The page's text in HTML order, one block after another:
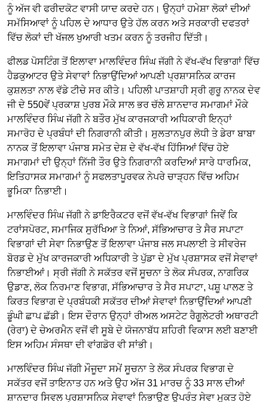
ਨੂੰ ਅੱਜ ਵੀ ਫਰੀਦਕੋਟ ਵਾਸੀ ਯਾਦ ਕਰਦੇ ਹਨ। ਉਨ੍ਹਾਂ ਹਮੇਸ਼ਾ ਲੋਕਾਂ ਦੀਆਂ
ਸਮੱਸਿਆਵਾਂ ਨੂੰ ਪਹਿਲ ਦੇ ਆਧਾਰ ਉਤੇ ਹੱਲ ਕਰਨ ਅਤੇ ਸਰਕਾਰੀ ਦਫਤਰਾਂ
ਵਿੱਚ ਲੋਕਾਂ ਦੀ ਖੱਜਲ ਖੁਆਰੀ ਖਤਮ ਕਰਨ ਨੂੰ ਤਰਜੀਹ ਦਿੱਤੀ।
ਫੀਲਡ ਪੋਸਟਿੰਗ ਤੋਂ ਇਲਾਵਾ ਮਾਲਵਿੰਦਰ ਸਿੰਘ ਜੱਗੀ ਨੇ ਵੱਖ-ਵੱਖ ਵਿਭਾਗਾਂ ਵਿੱਚ
ਹੈਡਕੁਆਟਰ ਉਤੇ ਸੇਵਾਵਾਂ ਨਿਭਾਉਂਦਿਆਂ ਆਪਣੀ ਪ੍ਰਸ਼ਾਸਨਿਕ ਕਾਰਜ
ਕੁਸ਼ਲਤਾ ਨਾਲ ਵੱਡੇ ਟੀਚੇ ਸਰ ਕੀਤੇ। ਪਹਿਲੀ ਪਾਤਸ਼ਾਹੀ ਸ੍ਰੀ ਗੁਰੂ ਨਾਨਕ ਦੇਵ
ਜੀ ਦੇ 550ਵੇਂ ਪ੍ਰਕਾਸ਼ ਪੁਰਬ ਮੌਕੇ ਸਾਲ ਭਰ ਚੱਲੇ ਸ਼ਾਨਦਾਰ ਸਮਾਗਮਾਂ ਮੌਕੇ
ਮਾਲਵਿੰਦਰ ਸਿੰਘ ਜੱਗੀ ਨੇ ਬਤੌਰ ਮੁੱਖ ਕਾਰਜਕਾਰੀ ਅਧਿਕਾਰੀ ਇਨ੍ਹਾਂ
ਸਮਾਰੋਹ ਦੇ ਪ੍ਰਬੰਧਾਂ ਦੀ ਨਿਗਰਾਨੀ ਕੀਤੀ। ਸੁਲਤਾਨਪੁਰ ਲੋਧੀ ਤੇ ਡੇਰਾ ਬਾਬਾ
ਨਾਨਕ ਤੋਂ ਇਲਾਵਾ ਪੰਜਾਬ ਸਮੇਤ ਦੇਸ਼ ਦੇ ਵੱਖ-ਵੱਖ ਹਿੱਸਿਆਂ ਵਿੱਚ ਹੋਏ
ਸਮਾਗਮਾਂ ਦੀ ਉਨ੍ਹਾਂ ਨਿੱਜੀ ਤੌਰ ਉਤੇ ਨਿਗਰਾਨੀ ਕਰਦਿਆਂ ਸਾਰੇ ਧਾਰਮਿਕ,
ਇਤਿਹਾਸਕ ਸਮਾਗਮਾਂ ਨੂੰ ਸਫਲਤਾਪੂਰਵਕ ਨੇਪਰੇ ਚਾੜ੍ਹਨ ਵਿੱਚ ਅਹਿਮ
ਭੂਮਿਕਾ ਨਿਭਾਈ।
ਮਾਲਵਿੰਦਰ ਸਿੰਘ ਜੱਗੀ ਨੇ ਡਾਇਰੈਕਟਰ ਵਜੋਂ ਵੱਖ-ਵੱਖ ਵਿਭਾਗਾਂ ਜਿਵੇਂ ਕਿ
ਟਰਾਂਸਪੋਰਟ, ਸਮਾਜਿਕ ਸੁਰੱਖਿਆ ਤੇ ਨਿਆਂ, ਸੱਭਿਆਚਾਰ ਤੇ ਸੈਰ ਸਪਾਟਾ
ਵਿਭਾਗਾਂ ਦੀ ਸੇਵਾ ਨਿਭਾਉਣ ਤੋਂ ਇਲਾਵਾ ਪੰਜਾਬ ਜਲ ਸਪਲਾਈ ਤੇ ਸੀਵਰੇਜ
ਬੋਰਡ ਦੇ ਮੁੱਖ ਕਾਰਜਕਾਰੀ ਅਧਿਕਾਰੀ ਤੇ ਪੁੱਡਾ ਦੇ ਮੁੱਖ ਪ੍ਰਸ਼ਾਸਕ ਵਜੋਂ ਸੇਵਾਵਾਂ
ਨਿਭਾਈਆਂ। ਸ੍ਰੀ ਜੱਗੀ ਨੇ ਸਕੱਤਰ ਵਜੋਂ ਸੂਚਨਾ ਤੇ ਲੋਕ ਸੰਪਰਕ, ਨਾਗਰਿਕ
ਉਡਾਣ, ਲੋਕ ਨਿਰਮਾਣ ਵਿਭਾਗ, ਸੱਭਿਆਚਾਰ ਤੇ ਸੈਰ ਸਪਾਟਾ, ਪਸ਼ੂ ਪਾਲਣ ਤੇ
ਕਿਰਤ ਵਿਭਾਗ ਦੇ ਪ੍ਰਬੰਧਕੀ ਸਕੱਤਰ ਦੀਆਂ ਸੇਵਾਵਾਂ ਨਿਭਾਉਂਦਿਆਂ ਆਪਣੀ
ਡੂੰਘੀ ਛਾਪ ਛੱਡੀ। ਇਸ ਦੌਰਾਨ ਉਨ੍ਹਾਂ ਰੀਅਲ ਅਸਟੇਟ ਰੈਗੂਲੇਟਰੀ ਅਥਾਰਟੀ
(ਰੇਰਾ) ਦੇ ਚੇਅਰਮੈਨ ਵਜੋਂ ਵੀ ਸੂਬੇ ਦੇ ਯੋਜਨਾਬੱਧ ਸ਼ਹਿਰੀ ਵਿਕਾਸ ਲਈ ਬਣਾਈ
ਇਸ ਅਹਿਮ ਸੰਸਥਾ ਦੀ ਵਾਂਗਡੋਰ ਵੀ ਸਾਂਭੀ।
ਮਾਲਵਿੰਦਰ ਸਿੰਘ ਜੱਗੀ ਮੌਜੂਦਾ ਸਮੇਂ ਸੂਚਨਾ ਤੇ ਲੋਕ ਸੰਪਰਕ ਵਿਭਾਗ ਦੇ
ਸਕੱਤਰ ਵਜੋਂ ਤਾਇਨਾਤ ਹਨ ਅਤੇ ਉਹ ਅੱਜ 31 ਮਾਰਚ ਨੂੰ 33 ਸਾਲ ਦੀਆਂ
ਸ਼ਾਨਦਾਰ ਸਿਵਲ ਪ੍ਰਸ਼ਾਸਨਿਕ ਸੇਵਾਵਾਂ ਨਿਭਾਉਣ ਉਪਰੰਤ ਸੇਵਾ ਮੁਕਤ ਹੋਏ